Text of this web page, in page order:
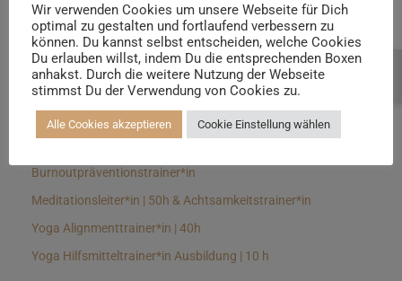
Yin Yogalehrer*in | 100 h & Faszientrainer*in
Hormon Yogalehrer*in / Yogatherapeut*in &
Stressmanagementtrainer*in | 70h
Longevitytrainer*in
Burnoutpräventionstrainer*in
Meditationsleiter*in | 50h & Achtsamkeitstrainer*in
Yoga Alignmenttrainer*in | 40h
Yoga Hilfsmitteltrainer*in Ausbildung | 10 h
Wir verwenden Cookies um unsere Webseite für Dich
optimal zu gestalten und fortlaufend verbessern zu
können. Du kannst selbst entscheiden, welche Cookies
Du erlauben willst, indem Du die entsprechenden Boxen
anhakst. Durch die weitere Nutzung der Webseite
stimmst Du der Verwendung von Cookies zu.
Alle Cookies akzeptieren Cookie Einstellung wählen
Beratung buchen